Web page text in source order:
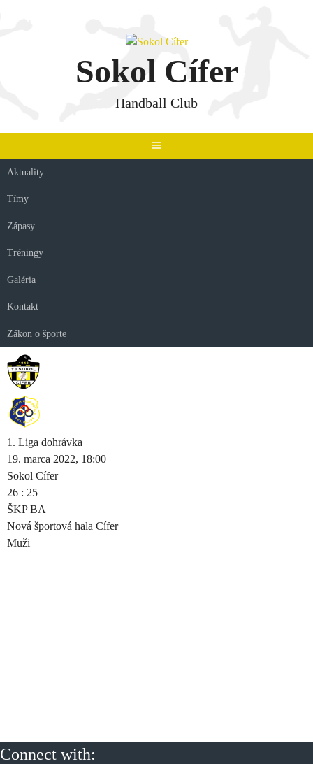
Sokol Cífer
Handball Club
Aktuality
Tímy
Zápasy
Tréningy
Galéria
Kontakt
Zákon o športe
1. Liga dohrávka
19. marca 2022, 18:00
Sokol Cífer
26 : 25
ŠKP BA
Nová športová hala Cífer
Muži
Connect with: